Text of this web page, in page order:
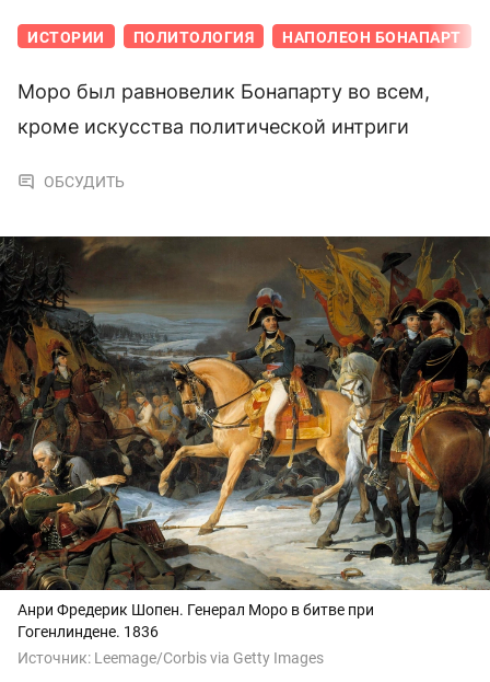
ИСТОРИИ ПОЛИТОЛОГИЯ НАПОЛЕОН БОНАПАРТ
Моро был равновелик Бонапарту во всем,
кроме искусства политической интриги
ОБСУДИТЬ
Анри Фредерик Шопен. Генерал Моро в битве при
Гогенлиндене. 1836
Источник: Leemage/Corbis via Getty Images